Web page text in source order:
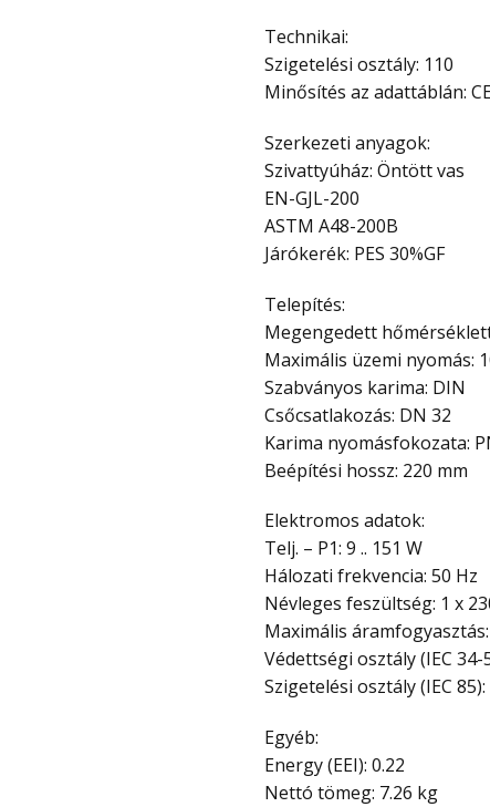
Technikai:
Szigetelési osztály: 110
Minősítés az adattáblán:
Szerkezeti anyagok:
Szivattyúház: Öntött vas
EN-GJL-200
ASTM A48-200B
Járókerék: PES 30%GF
Telepítés:
Megengedett
Maximális üzemi nyomás:
Szabványos karima: DIN
Csőcsatlakozás: DN 32
Karima nyomásfokozata:
Beépítési hossz: 220 mm
Elektromos adatok:
Telj. – P1: 9 .. 151 W
Hálozati frekvencia: 50 Hz
Névleges feszültség: 1 x
Maximális áramfogyasztás:
Védettségi osztály (IEC 34-
Szigetelési osztály (IEC 85):
Egyéb:
Energy (EEI): 0.22
Nettó tömeg: 7.26 kg